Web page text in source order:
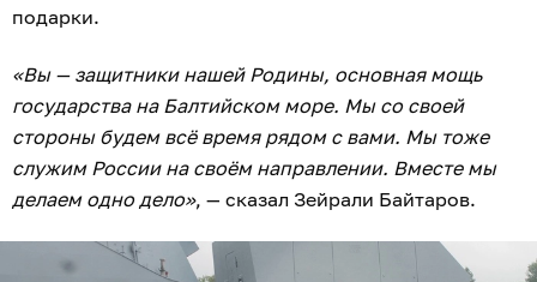
подарки.
«Вы — защитники нашей Родины, основная мощь
государства на Балтийском море. Мы со своей
стороны будем всё время рядом с вами. Мы тоже
служим России на своём направлении. Вместе мы
делаем одно дело», — сказал Зейрали Байтаров.